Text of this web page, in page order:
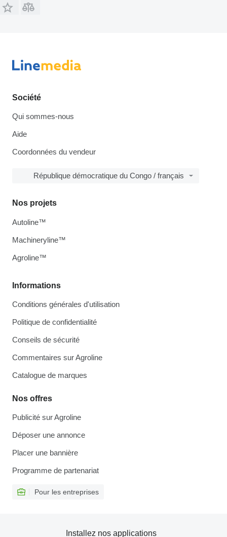
Société
Qui sommes-nous
Aide
Coordonnées du vendeur
République démocratique du Congo / français
Informations
Conditions générales d'utilisation
Politique de confidentialité
Conseils de sécurité
Commentaires sur Agroline
Catalogue de marques
Nos offres
Publicité sur Agroline
Déposer une annonce
Placer une bannière
Programme de partenariat
Pour les entreprises
Nos projets
Autoline™
Machineryline™
Agroline™
Installez nos applications